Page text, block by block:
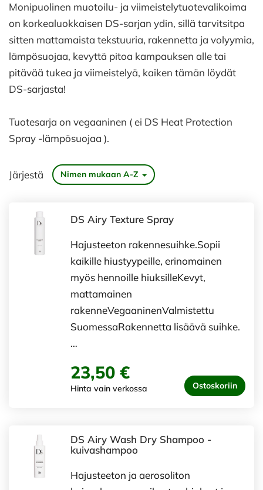
Monipuolinen muotoilu- ja viimeistelytuotevalikoima
on korkealuokkaisen DS-sarjan ydin, sillä tarvitsitpa
sitten mattamaista tekstuuria, rakennetta ja volyymia,
lämpösuojaa, kevyttä pitoa kampauksen alle tai
pitävää tukea ja viimeistelyä, kaiken tämän löydät
DS-sarjasta!
Tuotesarja on vegaaninen ( ei DS Heat Protection
Spray -lämpösuojaa ).
Järjestä Nimen mukaan A-Z
DS Airy Texture Spray
Hajusteeton rakennesuihke.Sopii
kaikille hiustyypeille, erinomainen
myös hennoille hiuksilleKevyt,
mattamainen
rakenneVegaaninenValmistettu
SuomessaRakennetta lisäävä suihke.
…
23,50 €
Hinta vain verkossa Ostoskoriin
DS Airy Wash Dry Shampoo -
kuivashampoo
Hajusteeton ja aerosoliton